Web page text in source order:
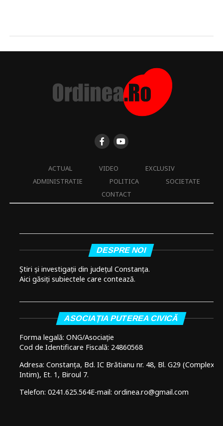
ACTUAL VIDEO
EXCLUSIV
ADMINISTRATIE
POLITICA
SOCIETATE
CONTACT
DESPRE NOI
Știri și investigații din județul Constanța.
Aici găsiți subiectele care contează.
ASOCIAȚIA PUTEREA CIVICĂ
Forma legală: ONG/Asociație
Cod de Identificare Fiscală: 24860568
Adresa: Constanța, Bd. IC Brătianu nr. 48, Bl. G29 (Complex
Intim), Et. 1, Biroul 7.
Telefon: 0241.625.564E-mail: ordinea.ro@gmail.com